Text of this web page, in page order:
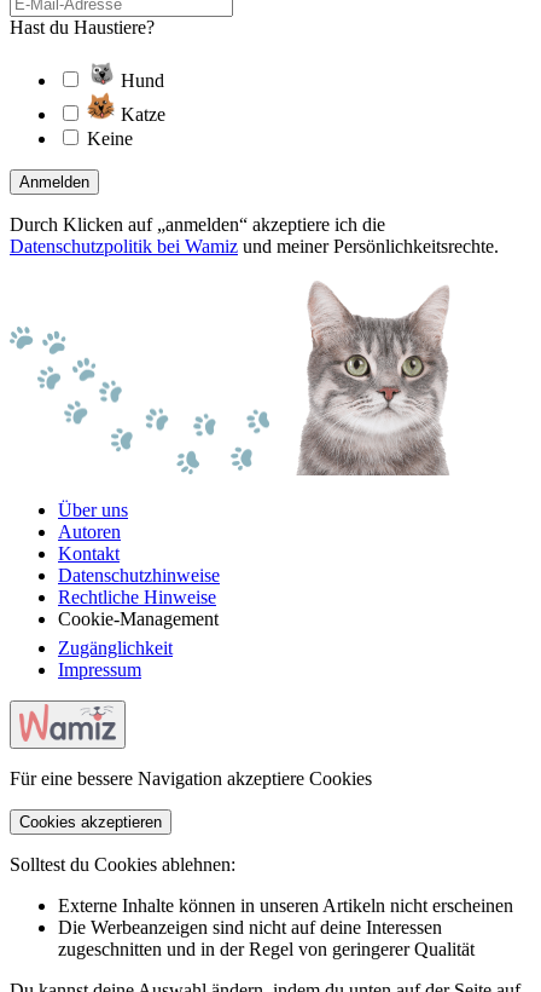
Hast du Haustiere?
Hund
Katze
Keine
Anmelden
Durch Klicken auf „anmelden“ akzeptiere ich die
Datenschutzpolitik bei Wamiz und meiner Persönlichkeitsrechte.
Über uns
Autoren
Kontakt
Datenschutzhinweise
Rechtliche Hinweise
Cookie-Management
Zugänglichkeit
Impressum
Für eine bessere Navigation akzeptiere Cookies
Cookies akzeptieren
Solltest du Cookies ablehnen:
Externe Inhalte können in unseren Artikeln nicht erscheinen
Die Werbeanzeigen sind nicht auf deine Interessen
zugeschnitten und in der Regel von geringerer Qualität